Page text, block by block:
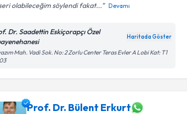
olabileceğim söylendi fakat...
Devamı
Dr. Saadettin Eskiçorapçı Özel
Haritada Göster
Mah. Vadi Sok. No: 2 Zorlu Center Teras Evler A Lobi Kat: T1
Prof. Dr. Bülent Erkurt